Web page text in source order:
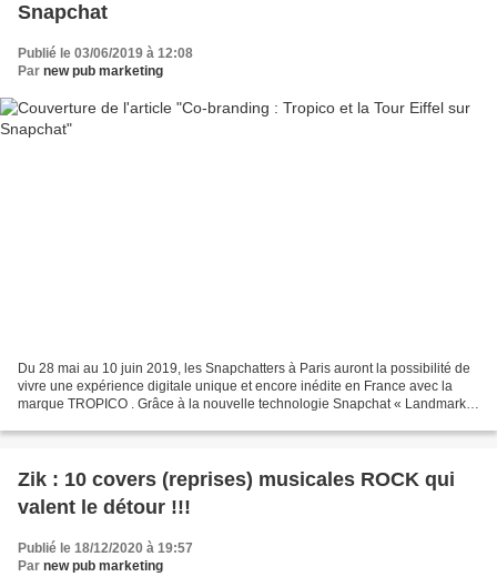
Snapchat
Publié le 03/06/2019 à 12:08
Par new pub marketing
Du 28 mai au 10 juin 2019, les Snapchatters à Paris auront la possibilité de
vivre une expérience digitale unique et encore inédite en France avec la
marque TROPICO . Grâce à la nouvelle technologie Snapchat « Landmarker
Zik : 10 covers (reprises) musicales ROCK qui
valent le détour !!!
Publié le 18/12/2020 à 19:57
Par new pub marketing